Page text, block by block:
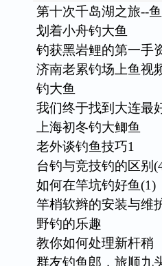
第十次千岛湖之旅--鱼
划着小舟钓大鱼
钓获黑岩鲤的第一手
济南老累钓场上鱼视
钓大鱼
我们终于找到大连最
上海初冬钓大鲫鱼
老外谈钓鱼技巧1
台钓与竞技钓的区别
如何在竿坑钓好鱼(1)
竿梢软辫的安装与维
野钓的乐趣
教你如何处理新杆稍
群友钓鱼郎，旅顺九